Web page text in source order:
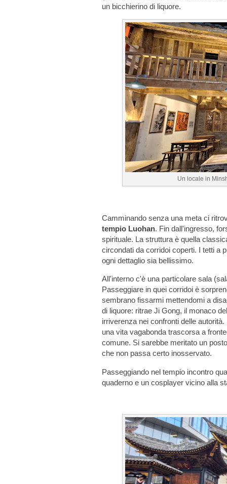
un bicchierino di liquore.
Un locale in
Camminando senza una meta ci
tempio Luohan. Fin dall'ingresso,
spirituale. La struttura è quella
circondati da corridoi coperti. I tetti a
ogni dettaglio sia bellissimo.
All'interno c'è una particolare sala
Passeggiare in quei corridoi è
sembrano fissarmi mettendomi a
di liquore: ritrae Ji Gong, il monaco
irriverenza nei confronti delle
una vita vagabonda trascorsa a
comune. Si sarebbe meritato un
che non passa certo inosservato.
Passeggiando nel tempio incontro
quaderno e un cosplayer vicino alla